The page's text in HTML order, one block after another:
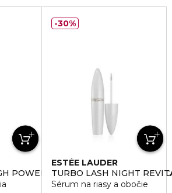
POWERED VOLUME+LENGTH
ESTÉE LAUDER
TURBO LASH NIGHT
Sérum na riasy a obočie
30%